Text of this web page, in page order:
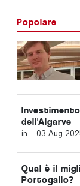
Popolare
dell'Algarve
in - 03 Aug
Qual è il
Portogallo?